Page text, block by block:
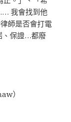
我會找到他
師是否會打電
、保證…都廢
）